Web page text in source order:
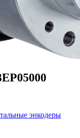
энкодеры